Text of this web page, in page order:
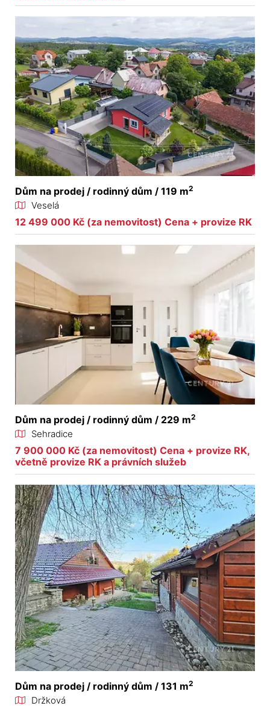
Dům na prodej / rodinný dům / 119 m2
Veselá
12 499 000 Kč (za nemovitost) Cena + provize RK
Dům na prodej / rodinný dům / 229 m2
Sehradice
7 900 000 Kč (za nemovitost) Cena + provize RK,
včetně provize RK a právních služeb
Dům na prodej / rodinný dům / 131 m2
Držková